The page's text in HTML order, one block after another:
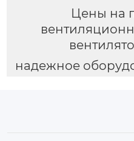
Цены на
надежное